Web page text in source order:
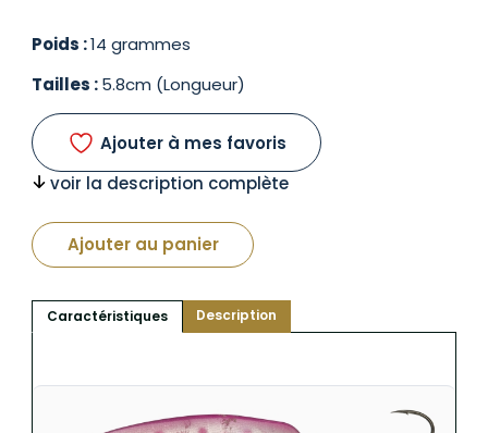
Poids :14 grammes
Tailles :5.8cm (Longueur)
Ajouter à mes favoris
voir la description complète
Ajouter au panier
Caractéristiques Description